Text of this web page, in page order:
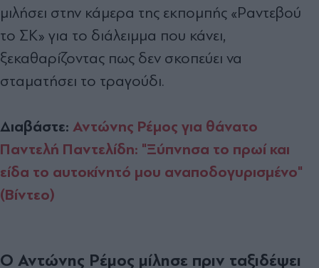
μιλήσει στην κάμερα της εκπομπής «Ραντεβού
το ΣΚ» για το διάλειμμα που κάνει,
ξεκαθαρίζοντας πως δεν σκοπεύει να
σταματήσει το τραγούδι.
Διαβάστε: Αντώνης Ρέμος για θάνατο
Παντελή Παντελίδη: "Ξύπνησα το πρωί και
είδα το αυτοκίνητό μου αναποδογυρισμένο"
(Βίντεο)
Ο Αντώνης Ρέμος μίλησε πριν ταξιδέψει